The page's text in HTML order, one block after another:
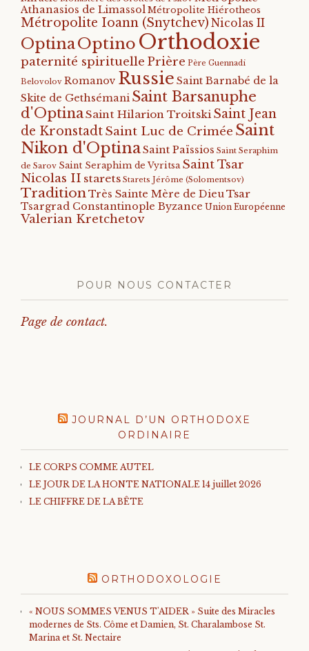
Athanasios de Limassol Métropolite Hiérotheos
Métropolite Ioann (Snytchev) Nicolas II
OptinaOptino Orthodoxie
paternité spirituelle Prière Père Guennadi
Belovolov Romanov Russie Saint Barnabé de la
Skite de Gethsémani Saint Barsanuphe
d'OptinaSaint Hilarion Troitski Saint Jean
de KronstadtSaint Luc de Crimée Saint
Nikon d'OptinaSaint Païssios Saint Seraphim
de Sarov Saint Seraphim de Vyritsa Saint Tsar
Nicolas II starets Starets Jérôme (Solomentsov)
TraditionTrès Sainte Mère de DieuTsar
Tsargrad Constantinople Byzance Union Européenne
Valerian Kretchetov
POUR NOUS CONTACTER
Page de contact.
JOURNAL D’UN ORTHODOXE
ORDINAIRE
LE CORPS COMME AUTEL
LE JOUR DE LA HONTE NATIONALE 14 juillet 2026
LE CHIFFRE DE LA BÊTE
ORTHODOXOLOGIE
« NOUS SOMMES VENUS T'AIDER » Suite des Miracles
modernes de Sts. Côme et Damien, St. Charalambose St.
Marina et St. Nectaire